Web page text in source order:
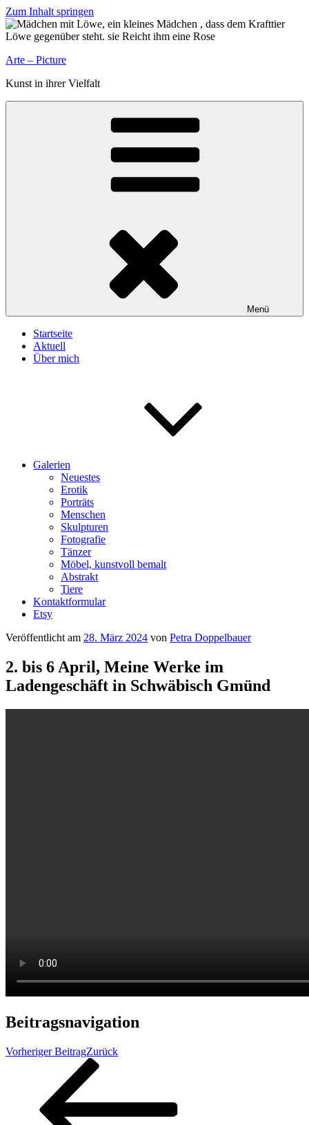
Zum Inhalt springen
Arte – Picture
Kunst in ihrer Vielfalt
Menü
Startseite
Aktuell
Über mich
Galerien
Neuestes
Erotik
Porträts
Menschen
Skulpturen
Fotografie
Tänzer
Möbel, kunstvoll bemalt
Abstrakt
Tiere
Kontaktformular
Etsy
Veröffentlicht am 28. März 2024 von Petra Doppelbauer
2. bis 6 April, Meine Werke im
Ladengeschäft in Schwäbisch Gmünd
Beitragsnavigation
Vorheriger BeitragZurück